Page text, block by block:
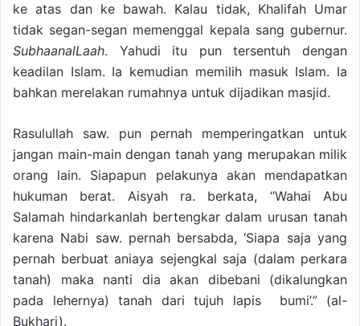
ke atas dan ke bawah. Kalau tidak, Khalifah Umar
tidak segan-segan memenggal kepala sang gubernur.
SubhaanalLaah. Yahudi itu pun tersentuh dengan
keadilan Islam. Ia kemudian memilih masuk Islam. Ia
bahkan merelakan rumahnya untuk dijadikan masjid.
Rasulullah saw. pun pernah memperingatkan untuk
jangan main-main dengan tanah yang merupakan milik
orang lain. Siapapun pelakunya akan mendapatkan
hukuman berat. Aisyah ra. berkata, “Wahai Abu
Salamah hindarkanlah bertengkar dalam urusan tanah
karena Nabi saw. pernah bersabda, ‘Siapa saja yang
pernah berbuat aniaya sejengkal saja (dalam perkara
tanah) maka nanti dia akan dibebani (dikalungkan
pada lehernya) tanah dari tujuh lapis bumi’.” (al-
Bukhari).